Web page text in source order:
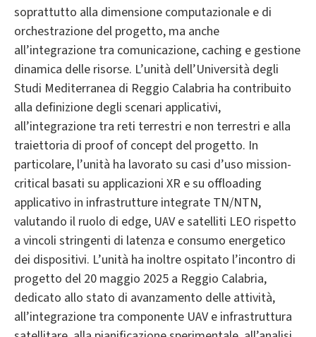
soprattutto alla dimensione computazionale e di
orchestrazione del progetto, ma anche
all’integrazione tra comunicazione, caching e gestione
dinamica delle risorse. L’unità dell’Università degli
Studi Mediterranea di Reggio Calabria ha contribuito
alla definizione degli scenari applicativi,
all’integrazione tra reti terrestri e non terrestri e alla
traiettoria di proof of concept del progetto. In
particolare, l’unità ha lavorato su casi d’uso mission-
critical basati su applicazioni XR e su offloading
applicativo in infrastrutture integrate TN/NTN,
valutando il ruolo di edge, UAV e satelliti LEO rispetto
a vincoli stringenti di latenza e consumo energetico
dei dispositivi. L’unità ha inoltre ospitato l’incontro di
progetto del 20 maggio 2025 a Reggio Calabria,
dedicato allo stato di avanzamento delle attività,
all’integrazione tra componente UAV e infrastruttura